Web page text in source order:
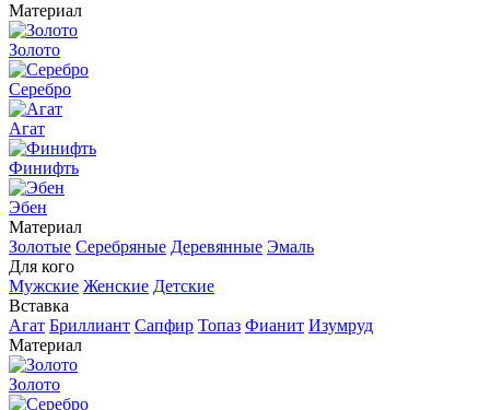
Материал
Золото
Серебро
Агат
Финифть
Эбен
Материал
Золотые Серебряные Деревянные Эмаль
Для кого
Мужские Женские Детские
Вставка
Агат Бриллиант Сапфир Топаз Фианит Изумруд
Материал
Золото